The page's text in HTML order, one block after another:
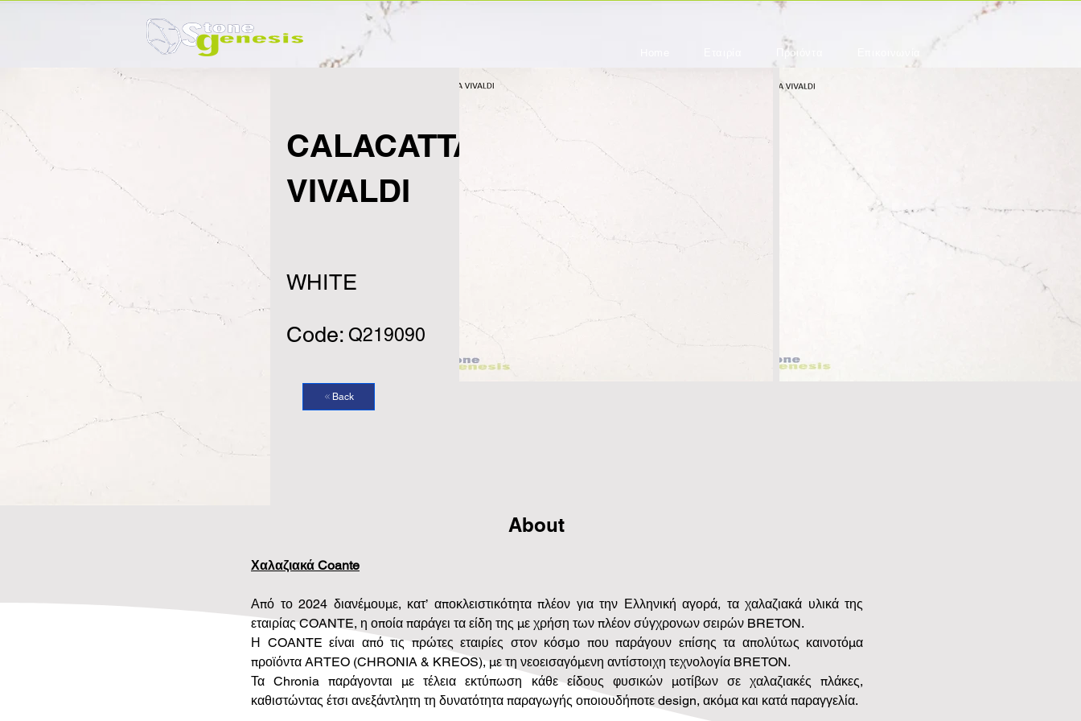
Προιόντα
CALACATTA
VIVALDI
WHITE
Code: Q219090
Back
About
Χαλαζιακά Coante
Από το 2024 διανέμουμε, κατ’ αποκλειστικότητα πλέον για την Ελληνική αγορά, τα χαλαζιακά υλικά της
εταιρίας COANTE, η οποία παράγει τα είδη της με χρήση των πλέον σύγχρονων σειρών BRETON.
Η COANTE είναι από τις πρώτες εταιρίες στον κόσμο που παράγουν επίσης τα απολύτως καινοτόμα
προϊόντα ARTEO (CHRONIA & KREOS), με τη νεοεισαγόμενη αντίστοιχη τεχνολογία BRETON.
Τα Chronia παράγονται με τέλεια εκτύπωση κάθε είδους φυσικών μοτίβων σε χαλαζιακές πλάκες,
καθιστώντας έτσι ανεξάντλητη τη δυνατότητα παραγωγής οποιουδήποτε design, ακόμα και κατά παραγγελία.